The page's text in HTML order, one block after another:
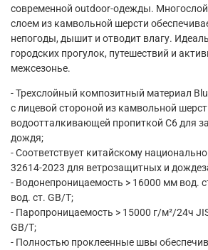
современной outdoor-одежды.
слоем из камвольной шерсти
непогоды, дышит и отводит влагу.
городских прогулок, путешествий и
межсезонье.
- Трехслойный композитный материал
с лицевой стороной из камвольной
водоотталкивающей пропиткой C6 для
дождя;
- Соответствует китайскому
32614-2023 для ветрозащитных и
- Водонепроницаемость > 16000 мм вод.
вод. ст. GB/T;
- Паропроницаемость > 15000 г/м²/24ч
GB/T;
- Полностью проклеенные швы